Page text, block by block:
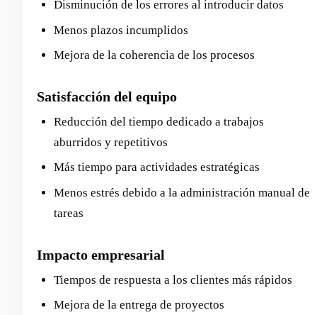
Disminución de los errores al introducir datos
Menos plazos incumplidos
Mejora de la coherencia de los procesos
Satisfacción del equipo
Reducción del tiempo dedicado a trabajos
aburridos y repetitivos
Más tiempo para actividades estratégicas
Menos estrés debido a la administración manual de
tareas
Impacto empresarial
Tiempos de respuesta a los clientes más rápidos
Mejora de la entrega de proyectos